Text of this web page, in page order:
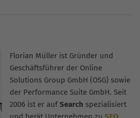
Florian Müller ist Gründer und
Geschäftsführer der Online
Solutions Group GmbH (OSG) sowie
der Performance Suite GmbH. Seit
2006 ist er aufSearch spezialisiert